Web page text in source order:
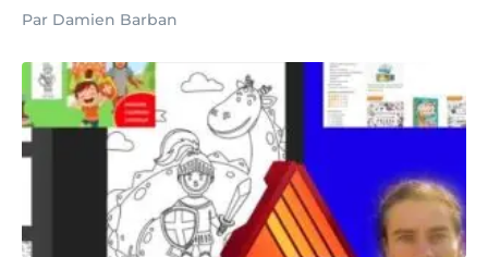
Par Damien Barban